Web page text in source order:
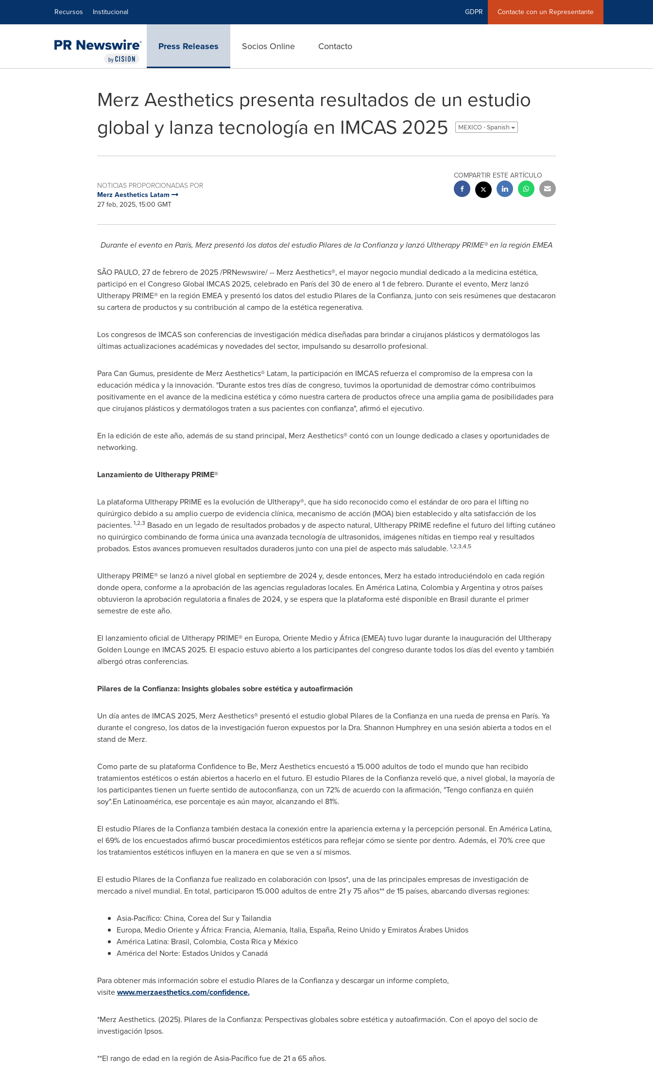
Recursos Institucional GDPR Contacte con un Representante
Press Releases Socios Online Contacto
Merz Aesthetics presenta resultados de un estudio
global y lanza tecnología en IMCAS 2025
MEXICO - Spanish
NOTICIAS PROPORCIONADAS POR
Merz Aesthetics Latam
27 feb, 2025, 15:00 GMT
COMPARTIR ESTE ARTÍCULO
Durante el evento en París, Merz presentó los datos del estudio Pilares de la Confianza y lanzó Ultherapy PRIME® en la región EMEA
SÃO PAULO, 27 de febrero de 2025/PRNewswire/ -- Merz Aesthetics®, el mayor negocio mundial dedicado a la medicina estética,
participó en el Congreso Global IMCAS 2025, celebrado en París del 30 de enero al 1 de febrero. Durante el evento, Merz lanzó
Ultherapy PRIME® en la región EMEA y presentó los datos del estudio Pilares de la Confianza, junto con seis resúmenes que destacaron
su cartera de productos y su contribución al campo de la estética regenerativa.
Los congresos de IMCAS son conferencias de investigación médica diseñadas para brindar a cirujanos plásticos y dermatólogos las
últimas actualizaciones académicas y novedades del sector, impulsando su desarrollo profesional.
ParaCan Gumus, presidente de Merz Aesthetics® Latam, la participación en IMCAS refuerza el compromiso de la empresa con la
educación médica y la innovación. "Durante estos tres días de congreso, tuvimos la oportunidad de demostrar cómo contribuimos
positivamente en el avance de la medicina estética y cómo nuestra cartera de productos ofrece una amplia gama de posibilidades para
que cirujanos plásticos y dermatólogos traten a sus pacientes con confianza", afirmó el ejecutivo.
En la edición de este año, además de su stand principal, Merz Aesthetics® contó con un lounge dedicado a clases y oportunidades de
networking.
Lanzamiento de Ultherapy PRIME®
La plataforma Ultherapy PRIME es la evolución de Ultherapy®, que ha sido reconocido como el estándar de oro para el lifting no
quirúrgico debido a su amplio cuerpo de evidencia clínica, mecanismo de acción (MOA) bien establecido y alta satisfacción de los
pacientes. 1,2,3 Basado en un legado de resultados probados y de aspecto natural, Ultherapy PRIME redefine el futuro del lifting cutáneo
no quirúrgico combinando de forma única una avanzada tecnología de ultrasonidos, imágenes nítidas en tiempo real y resultados
probados. Estos avances promueven resultados duraderos junto con una piel de aspecto más saludable. 1,2,3,4,5
Ultherapy PRIME® se lanzó a nivel global en septiembre de 2024 y, desde entonces, Merz ha estado introduciéndolo en cada región
donde opera, conforme a la aprobación de las agencias reguladoras locales. En América Latina, ColombiayArgentinay otros países
obtuvieron la aprobación regulatoria a finales de 2024, y se espera que la plataforma esté disponible en Brasil durante el primer
semestre de este año.
El lanzamiento oficial de Ultherapy PRIME® en Europa, Oriente Medioy África (EMEA) tuvo lugar durante la inauguración del Ultherapy
Golden Lounge en IMCAS 2025. El espacio estuvo abierto a los participantes del congreso durante todos los días del evento y también
albergó otras conferencias.
Pilares de la Confianza: Insights globales sobre estética y autoafirmación
Un día antes de IMCAS 2025, Merz Aesthetics® presentó el estudio global Pilares de la Confianza en una rueda de prensa en París. Ya
durante el congreso, los datos de la investigación fueron expuestos por la Dra. Shannon Humphreyen una sesión abierta a todos en el
stand de Merz.
Como parte de su plataforma Confidence to Be, Merz Aesthetics encuestó a 15.000 adultos de todo el mundo que han recibido
tratamientos estéticos o están abiertos a hacerlo en el futuro. El estudio Pilares de la Confianza reveló que, a nivel global, la mayoría de
los participantes tienen un fuerte sentido de autoconfianza, con un 72% de acuerdo con la afirmación, "Tengo confianza en quién
soy".En Latinoamérica, ese porcentaje es aún mayor, alcanzando el 81%.
El estudio Pilares de la Confianza también destaca la conexión entre la apariencia externa y la percepción personal. En América Latina,
el 69% de los encuestados afirmó buscar procedimientos estéticos para reflejar cómo se siente por dentro. Además, el 70% cree que
los tratamientos estéticos influyen en la manera en que se ven a sí mismos.
El estudio Pilares de la Confianza fue realizado en colaboración con Ipsos*, una de las principales empresas de investigación de
mercado a nivel mundial. En total, participaron 15.000 adultos de entre 21 y 75 años** de 15 países, abarcando diversas regiones:
Asia-Pacífico: China, Corea del Sury Tailandia
Europa, Medio Orientey África: Francia, Alemania, Italia, España, Reino Unido y Emiratos Árabes Unidos
América Latina: Brasil, Colombia, Costa Ricay México
América del Norte: Estados Unidos y Canadá
Para obtener más información sobre el estudio Pilares de la Confianza y descargar un informe completo,
visitewww.merzaesthetics.com/confidence.
*Merz Aesthetics. (2025). Pilares de la Confianza: Perspectivas globales sobre estética y autoafirmación. Con el apoyo del socio de
investigación Ipsos.
**El rango de edad en la región de Asia-Pacífico fue de 21 a 65 años.